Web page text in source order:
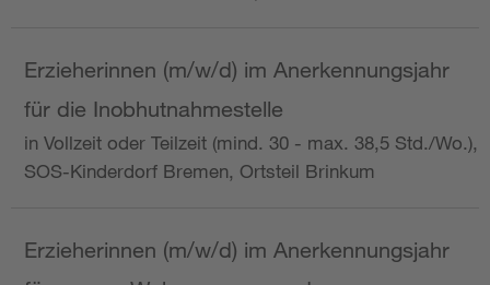
Erzieherinnen (m/w/d) im Anerkennungsjahr
für die Inobhutnahmestelle
in Vollzeit oder Teilzeit (mind. 30 - max. 38,5 Std./Wo.),
SOS-Kinderdorf Bremen, Ortsteil Brinkum
Erzieherinnen (m/w/d) im Anerkennungsjahr